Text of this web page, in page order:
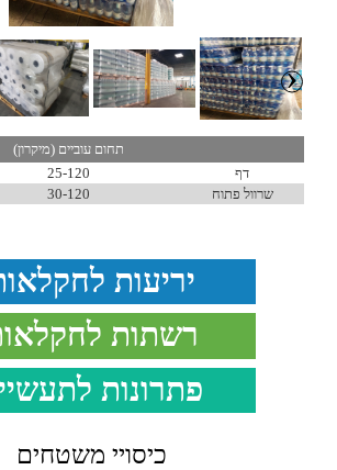
תחום עוביים (מיקרון)
דף
25-120
שרוול פתוח
30-120
יריעות
רשתות
פתרונות
כיסויי משטחים